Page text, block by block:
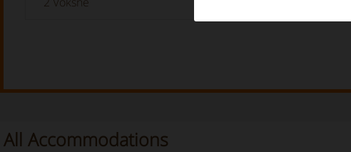
All Accommodations